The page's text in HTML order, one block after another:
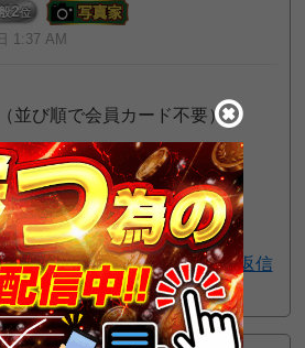
2位
1:37 AM
並び順で会員カード不要）
順に変更
ランス前）
返信